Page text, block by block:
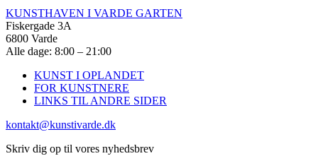
KUNSTHAVEN I VARDE GARTEN
Fiskergade 3A
6800 Varde
Alle dage: 8:00 – 21:00
KUNST I OPLANDET
FOR KUNSTNERE
LINKS TIL ANDRE SIDER
kontakt@kunstivarde.dk
Skriv dig op til vores nyhedsbrev